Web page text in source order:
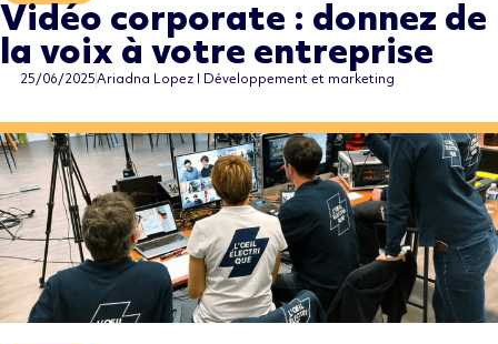
Vidéo corporate : donnez de
la voix à votre entreprise
25/06/2025Ariadna Lopez I Développement et marketing